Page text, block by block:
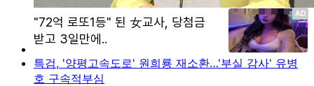
특검, '양평고속도로' 원희룡 재소환…'부실 감사' 유병
호 구속적부심